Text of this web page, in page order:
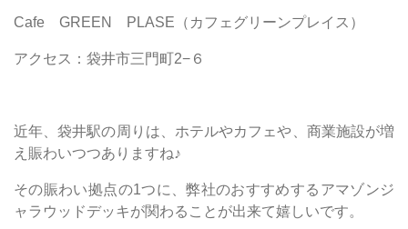
Cafe GREEN PLASE（カフェグリーンプレイス）
アクセス：袋井市三門町2−６
近年、袋井駅の周りは、ホテルやカフェや、商業施設が増
え賑わいつつありますね♪
その賑わい拠点の1つに、弊社のおすすめするアマゾンジ
ャラウッドデッキが関わることが出来て嬉しいです。